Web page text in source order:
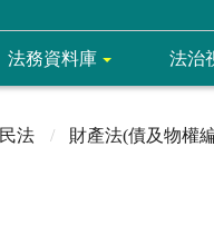
法務資料庫 法治
民法 財產法(債及物權